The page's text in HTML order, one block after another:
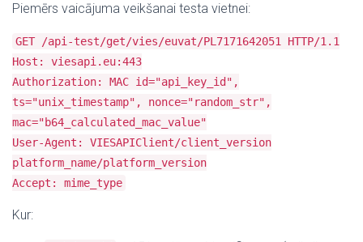
Piemērs vaicājuma veikšanai testa vietnei:
GET /api-test/get/vies/euvat/PL7171642051 HTTP/1.1
Host: viesapi.eu:443
Authorization: MAC id="api_key_id",
ts="unix_timestamp", nonce="random_str",
mac="b64_calculated_mac_value"
User-Agent: VIESAPIClient/client_version
platform_name/platform_version
Accept: mime_type
Kur: